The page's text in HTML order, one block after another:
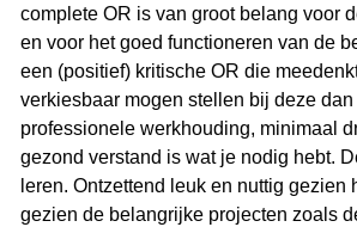
complete OR is van groot belang voor
en voor het goed functioneren van de
een (positief) kritische OR die
verkiesbaar mogen stellen bij deze
professionele werkhouding, minimaal
gezond verstand is wat je nodig hebt.
leren. Ontzettend leuk en nuttig
gezien de belangrijke projecten zoals